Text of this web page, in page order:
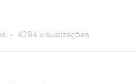
4284 visualizações